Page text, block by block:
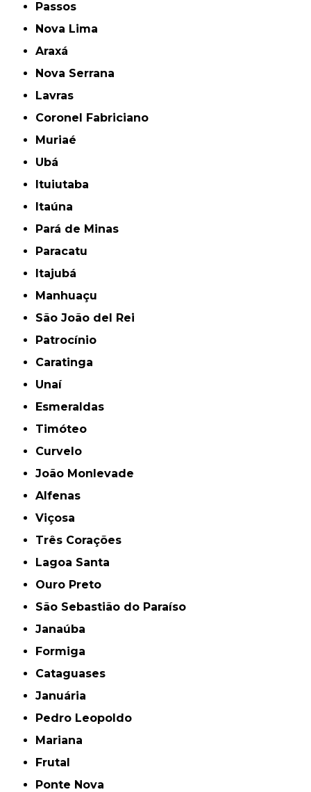
Passos
Nova Lima
Araxá
Nova Serrana
Lavras
Coronel Fabriciano
Muriaé
Ubá
Ituiutaba
Itaúna
Pará de Minas
Paracatu
Itajubá
Manhuaçu
São João del Rei
Patrocínio
Caratinga
Unaí
Esmeraldas
Timóteo
Curvelo
João Monlevade
Alfenas
Viçosa
Três Corações
Lagoa Santa
Ouro Preto
São Sebastião do Paraíso
Janaúba
Formiga
Cataguases
Januária
Pedro Leopoldo
Mariana
Frutal
Ponte Nova